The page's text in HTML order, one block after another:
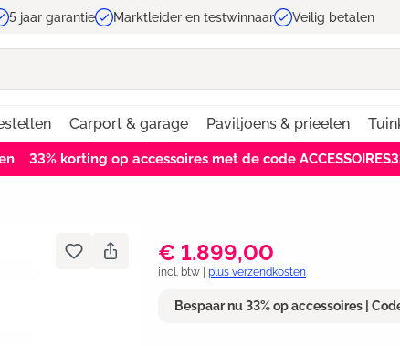
5 jaar garantie Marktleider en testwinnaar Veilig betalen
Carport & garage Paviljoens & prieelen
33% korting op accessoires met de code
€ 1.899,00
incl. btw | plus verzendkosten
Bespaar nu 33% op accessoires |